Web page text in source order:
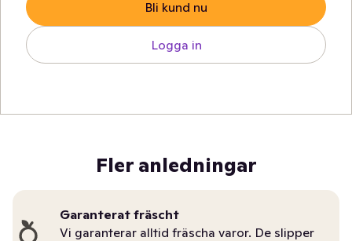
Bli kund nu
Logga in
Fler anledningar
Garanterat fräscht
Vi garanterar alltid fräscha varor. De slipper